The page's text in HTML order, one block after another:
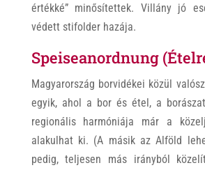
értékké” minősítettek. Villány jó
védett stifolder hazája.
Speiseanordnung
Magyarország borvidékei közül
egyik, ahol a bor és étel, a
regionális harmóniája már a
alakulhat ki. (A másik az Alföld
pedig, teljesen más irányból